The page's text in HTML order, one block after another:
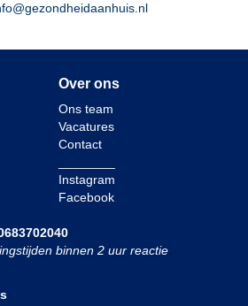
Over ons
Ons team
Vacatures
Contact
Instagram
Facebook
binnen 2 uur reactie